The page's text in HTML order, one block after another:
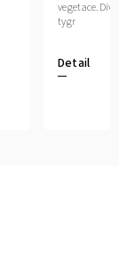
Detail
tygr